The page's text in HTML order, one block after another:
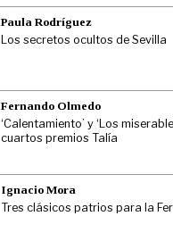
Paula Rodríguez
Los secretos ocultos de Sevilla
Fernando Olmedo
‘Calentamiento’ y ‘Los
cuartos premios Talía
Ignacio Mora
Tres clásicos patrios para la